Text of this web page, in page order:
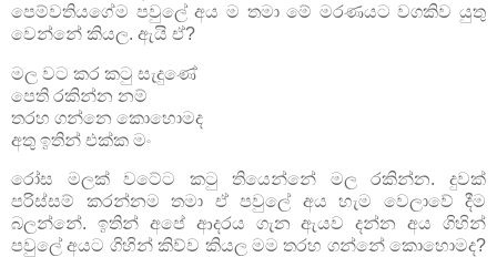
පෙම්වතියගේම පවුලේ අය ම තමා මේ මරණයට වගකිව යුතු
වෙන්නේ කියල. ඇයි ඒ?
මල වට කර කටු සැදුණේ
පෙති රකින්න නම්
තරහ ගන්නෙ කොහොමද
අතු ඉතින් එක්‌ක මං
රෝස මලක් වටේට කටු තියෙන්නේ මල රකින්න. දුවක්
පරිස්සම් කරන්නම තමා ඒ පවුලේ අය හැම වෙලාවේ දීම
බලන්නේ. ඉතින් අපේ ආදරය ගැන ඇයව දන්න අය ගිහින්
පවුලේ අයට ගිහින් කිව්ව කියල මම තරහ ගන්නේ කොහොමද?